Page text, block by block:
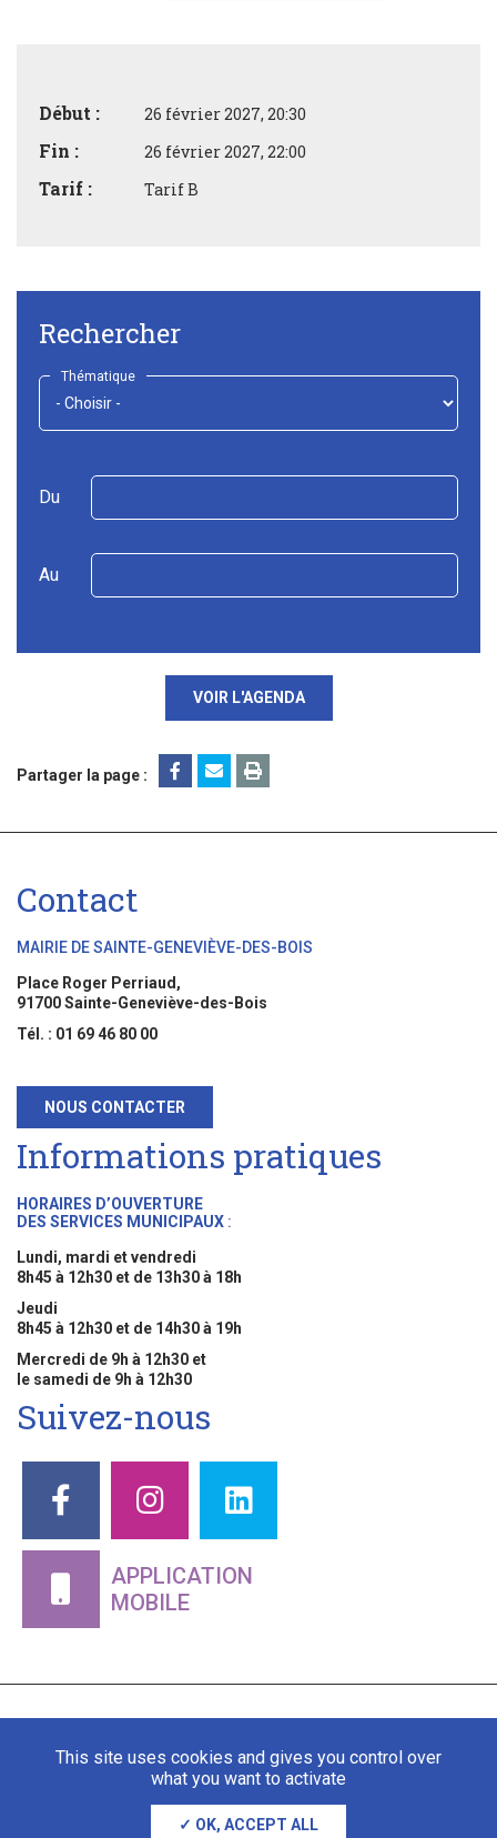
Début : 26 février 2027, 20:30
Fin : 26 février 2027, 22:00
Tarif : Tarif B
Rechercher
Thématique
Du
Au
VOIR L'AGENDA
Partager la page :
Contact
MAIRIE DE SAINTE-GENEVIÈVE-DES-BOIS
Place Roger Perriaud,
91700 Sainte-Geneviève-des-Bois
Tél. : 01 69 46 80 00
NOUS CONTACTER
Informations pratiques
HORAIRES D’OUVERTURE
DES SERVICES MUNICIPAUX :
Lundi, mardi et vendredi
8h45 à 12h30 et de 13h30 à 18h
Jeudi
8h45 à 12h30 et de 14h30 à 19h
Mercredi de 9h à 12h30 et
le samedi de 9h à 12h30
Suivez-nous
APPLICATION
MOBILE
Mentions légales Gestion des cookies
This site uses cookies and gives you control over
what you want to activate
OK, ACCEPT ALL